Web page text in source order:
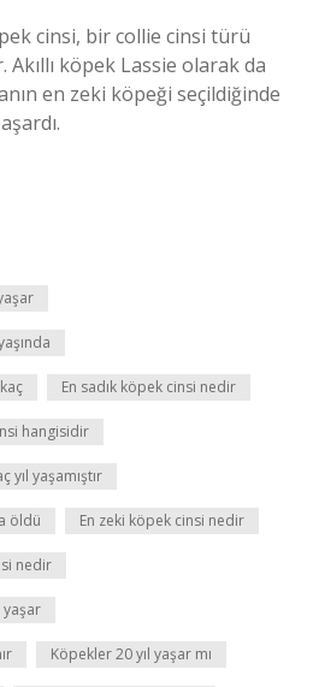
cinsi, bir collie cinsi türü
Akıllı köpek Lassie olarak da
en zeki köpeği seçildiğinde
En sadık köpek cinsi nedir
hangisidir
yıl yaşamıştır
öldü En zeki köpek cinsi nedir
nedir
yaşar
Köpekler 20 yıl yaşar mı